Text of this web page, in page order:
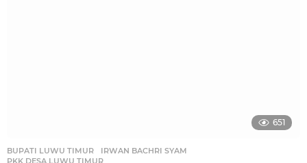
651
BUPATI LUWU TIMUR ,IRWAN BACHRI SYAM
PKK DESA LUWU TIMUR